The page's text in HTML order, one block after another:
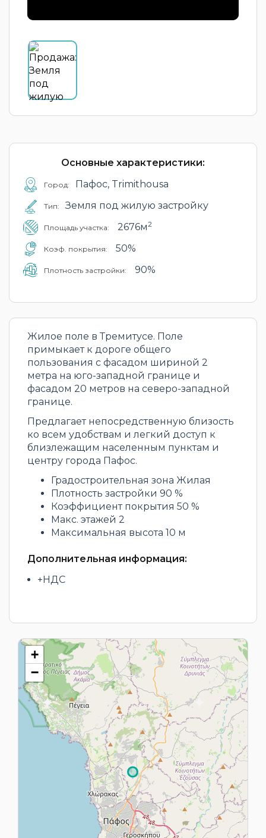
Основные характеристики:
Город: Пафос, Trimithousa
Тип: Земля под жилую застройку
Площадь участка: 2676м2
Коэф. покрытия: 50%
Плотность застройки: 90%
Жилое поле в Тремитусе. Поле
примыкает к дороге общего
пользования с фасадом шириной 2
метра на юго-западной границе и
фасадом 20 метров на северо-западной
границе.
Предлагает непосредственную близость
ко всем удобствам и легкий доступ к
близлежащим населенным пунктам и
центру города Пафос.
Градостроительная зона Жилая
Плотность застройки 90 %
Коэффициент покрытия 50 %
Макс. этажей 2
Максимальная высота 10 м
Дополнительная информация:
+НДС
+
−